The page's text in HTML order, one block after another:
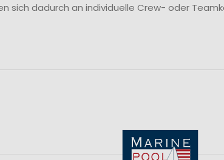
sich dadurch an individuelle Crew- oder